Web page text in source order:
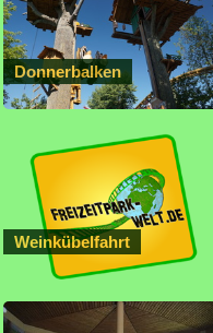
Donnerbalken
Weinkübelfahrt